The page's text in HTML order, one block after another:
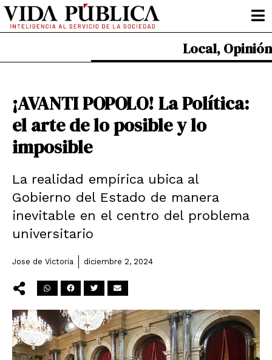
Ir
contenido
Local, Opinión
¡AVANTI POPOLO! La Política:
el arte de lo posible y lo
imposible
La realidad empírica ubica al
Gobierno del Estado de manera
inevitable en el centro del problema
universitario
Jose de Victoria diciembre 2, 2024